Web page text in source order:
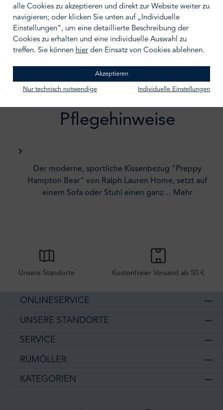
Zum Merkzettel hinzufügen
Beschreibung /
Pflegehinweise
Der moderne, sportliche Kissenbezug "Preppy
Hampton Bear" von Ralph Lauren Home, setzt auf
einem Sofa oder Stuhl einen ganz… Mehr
Unsere Standorte Kostenfreier Versand ab 50 €
ONLINESERVICE
UNSERE STANDORTE
SERVICE
RUMÖLLER
KATEGORIEN
alle Cookies zu akzeptieren und direkt zur Website weiter zu
navigieren; oder klicken Sie unten auf „Individuelle
Einstellungen“, um eine detaillierte Beschreibung der
Cookies zu erhalten und eine individuelle Auswahl zu
treffen. Sie können hierden Einsatz von Cookies ablehnen.
Akzeptieren
Nur technisch notwendige Individuelle Einstellungen